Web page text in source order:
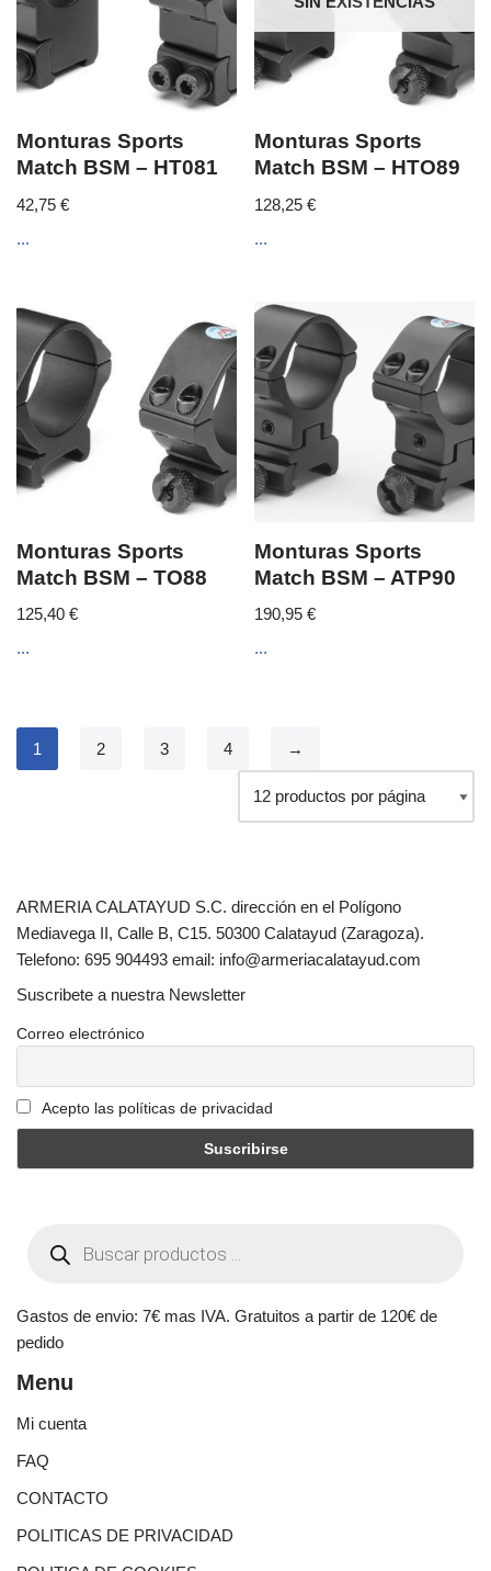
Monturas Sports
Match BSM – HT081
42,75 €
...
Monturas Sports
Match BSM – HTO89
128,25€
...
Monturas Sports
Match BSM – TO88
125,40 €
...
Monturas Sports
Match BSM – ATP90
190,95€
...
1 2 3 4 →
ARMERIA CALATAYUD S.C. dirección en el Polígono
Mediavega II, Calle B, C15. 50300 Calatayud (Zaragoza).
Telefono: 695 904493 email: info@armeriacalatayud.com
Suscribete a nuestra Newsletter
Correo electrónico
Acepto las políticas de privacidad
Gastos de envio: 7€ mas IVA. Gratuitos a partir de 120€ de
pedido
Menu
Mi cuenta
FAQ
CONTACTO
POLITICAS DE PRIVACIDAD